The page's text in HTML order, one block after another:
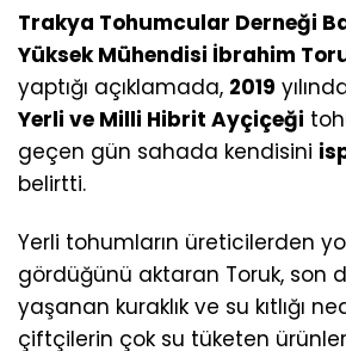
Trakya Tohumcular Derneği
Yüksek Mühendisi İbrahim
yaptığı açıklamada, 2019
Yerli ve Milli Hibrit Ayçiçeği
geçen gün sahada kendisini
belirtti.
Yerli tohumların üreticilerden
gördüğünü aktaran Toruk, son
yaşanan kuraklık ve su kıtlığı
çiftçilerin çok su tüketen